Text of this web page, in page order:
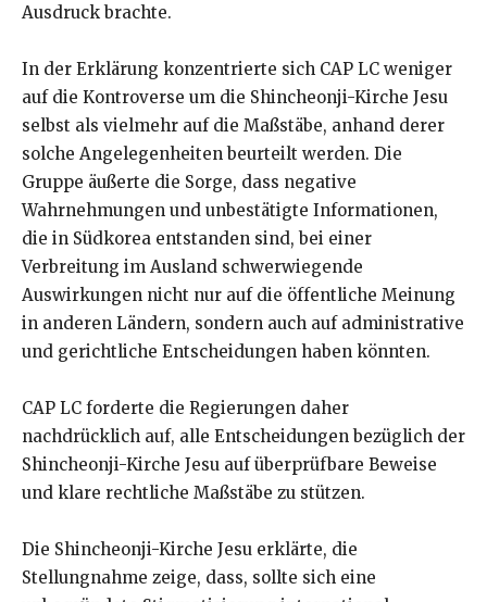
Ausdruck brachte.
In der Erklärung konzentrierte sich CAP LC weniger
auf die Kontroverse um die Shincheonji-Kirche Jesu
selbst als vielmehr auf die Maßstäbe, anhand derer
solche Angelegenheiten beurteilt werden. Die
Gruppe äußerte die Sorge, dass negative
Wahrnehmungen und unbestätigte Informationen,
die in Südkorea entstanden sind, bei einer
Verbreitung im Ausland schwerwiegende
Auswirkungen nicht nur auf die öffentliche Meinung
in anderen Ländern, sondern auch auf administrative
und gerichtliche Entscheidungen haben könnten.
CAP LC forderte die Regierungen daher
nachdrücklich auf, alle Entscheidungen bezüglich der
Shincheonji-Kirche Jesu auf überprüfbare Beweise
und klare rechtliche Maßstäbe zu stützen.
Die Shincheonji-Kirche Jesu erklärte, die
Stellungnahme zeige, dass, sollte sich eine